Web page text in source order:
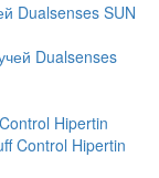
Dualsenses SUN
Hipertin